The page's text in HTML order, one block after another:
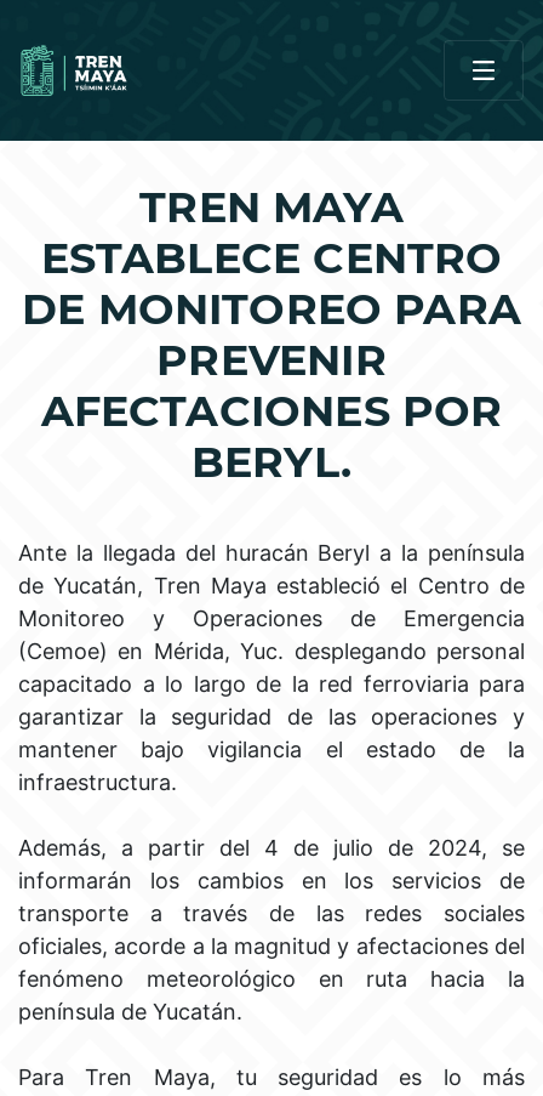
TREN MAYA
ESTABLECE CENTRO
DE MONITOREO PARA
PREVENIR
AFECTACIONES POR
BERYL.
Ante la llegada del huracán Beryl a la península
de Yucatán, Tren Maya estableció el Centro de
Monitoreo y Operaciones de Emergencia
(Cemoe) en Mérida, Yuc. desplegando personal
capacitado a lo largo de la red ferroviaria para
garantizar la seguridad de las operaciones y
mantener bajo vigilancia el estado de la
infraestructura.
Además, a partir del 4 de julio de 2024, se
informarán los cambios en los servicios de
transporte a través de las redes sociales
oficiales, acorde a la magnitud y afectaciones del
fenómeno meteorológico en ruta hacia la
península de Yucatán.
Para Tren Maya, tu seguridad es lo más